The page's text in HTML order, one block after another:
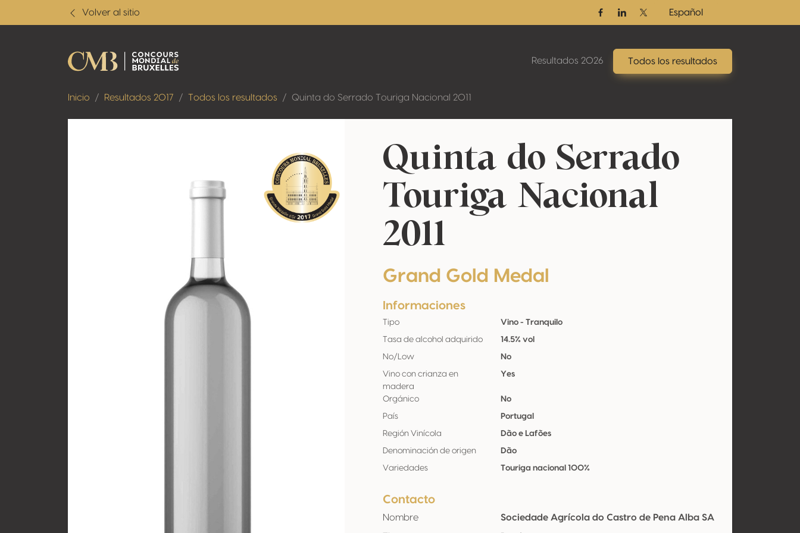
Volver al sitio
FacebookLinkedinTwitter / X
Español
Resultados 2026 Todos los resultados
Inicio Resultados 2017 Todos los resultados Quinta do Serrado Touriga Nacional 2011
Quinta do Serrado
Touriga Nacional
2011
Grand Gold Medal
Informaciones
Tipo Vino - Tranquilo
Tasa de alcohol adquirido 14.5% vol
No/Low No
Vino con crianza en
madera
Yes
Orgánico No
País Portugal
Región Vinícola Dão e Lafões
Denominación de origen Dão
Variedades Touriga nacional 100%
Contacto
Nombre
Sociedade Agrícola do Castro de Pena Alba SA